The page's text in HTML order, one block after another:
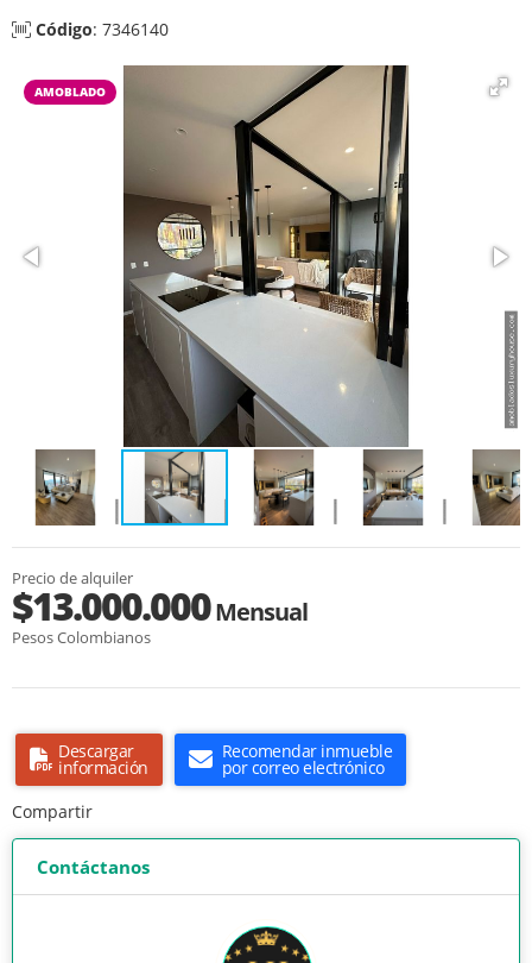
Código: 7346140
AMOBLADO
Precio de alquiler
$13.000.000Mensual
Pesos Colombianos
Descargar
información
Recomendar inmueble
por correo electrónico
Compartir
Contáctanos